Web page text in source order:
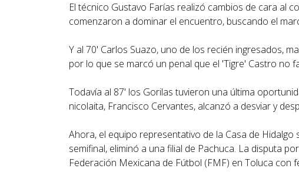
El técnico Gustavo Farías realizó cambios de cara al
comenzaron a dominar el encuentro, buscando el
Y al 70' Carlos Suazo, uno de los recién ingresados,
por lo que se marcó un penal que el 'Tigre' Castro no
Todavía al 87' los Gorilas tuvieron una última
nicolaita, Francisco Cervantes, alcanzó a desviar y
Ahora, el equipo representativo de la Casa de
semifinal, eliminó a una filial de Pachuca. La disputa
Federación Mexicana de Fútbol (FMF) en Toluca con